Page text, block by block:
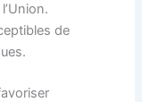
de